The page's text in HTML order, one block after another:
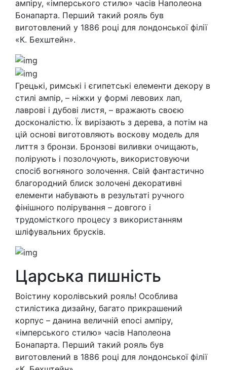
ампіру, «імперського стилю» часів Наполеона
Бонапарта. Перший такий рояль був
виготовлений у 1886 році для лондонської філії
«К. Бехштейн».
Грецькі, римські і єгипетські елементи декору в
стилі ампір, – ніжки у формі левових лап,
лаврові і дубові листя, – вражають своєю
досконалістю. Їх вирізають з дерева, а потім на
цій основі виготовляють воскову модель для
лиття з бронзи. Бронзові виливки очищають,
полірують і позолочують, використовуючи
спосіб вогняного золочення. Свій фантастично
благородний блиск золочені декоративні
елементи набувають в результаті ручного
фінішного полірування – довгого і
трудомісткого процесу з використанням
шліфувальних брусків.
Царська пишність
Воістину королівський рояль! Особлива
стилістика дизайну, багато прикрашений
корпус – данина величній епосі ампіру,
«імперського стилю» часів Наполеона
Бонапарта. Перший такий рояль був
виготовлений в 1886 році для лондонської філії